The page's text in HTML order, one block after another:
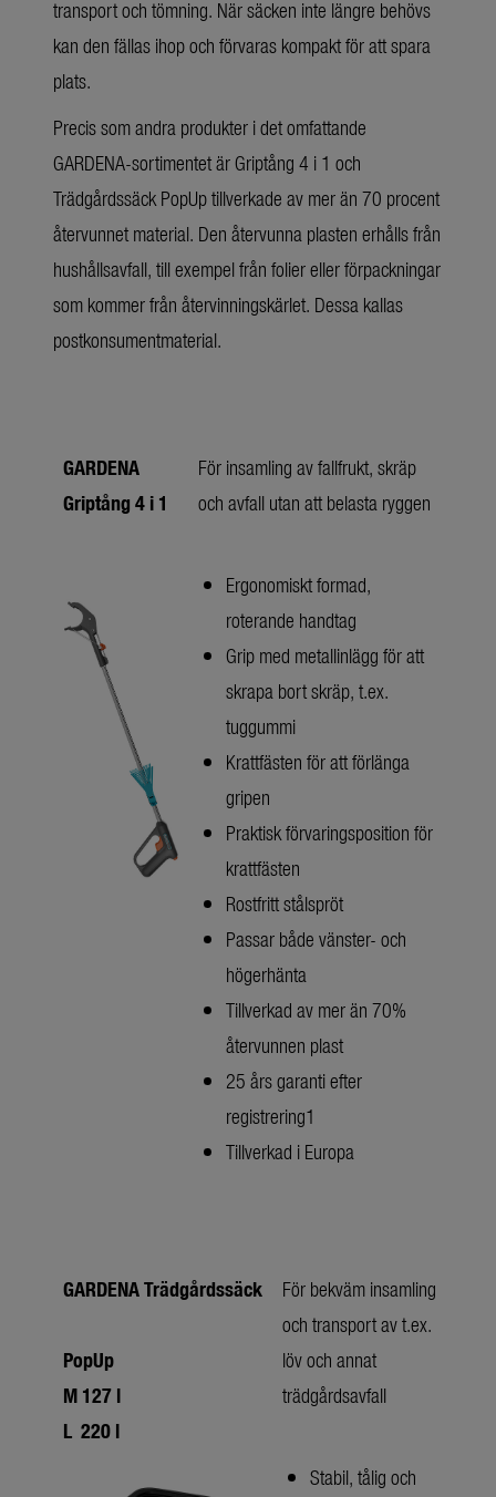
transport och tömning. När säcken inte längre behövs
kan den fällas ihop och förvaras kompakt för att spara
plats.
Precis som andra produkter i det omfattande
GARDENA-sortimentet är Griptång 4 i 1 och
Trädgårdssäck PopUp tillverkade av mer än 70 procent
återvunnet material. Den återvunna plasten erhålls från
hushållsavfall, till exempel från folier eller förpackningar
som kommer från återvinningskärlet. Dessa kallas
postkonsumentmaterial.
GARDENA
Griptång 4 i 1
För insamling av fallfrukt, skräp
och avfall utan att belasta ryggen
Ergonomiskt formad,
roterande handtag
Grip med metallinlägg för att
skrapa bort skräp, t.ex.
tuggummi
Krattfästen för att förlänga
gripen
Praktisk förvaringsposition för
krattfästen
Rostfritt stålspröt
Passar både vänster- och
högerhänta
Tillverkad av mer än 70%
återvunnen plast
25 års garanti efter
registrering1
Tillverkad i Europa
GARDENA Trädgårdssäck
PopUp
M 127 l
L 220 l
För bekväm insamling
och transport av t.ex.
löv och annat
trädgårdsavfall
Stabil, tålig och